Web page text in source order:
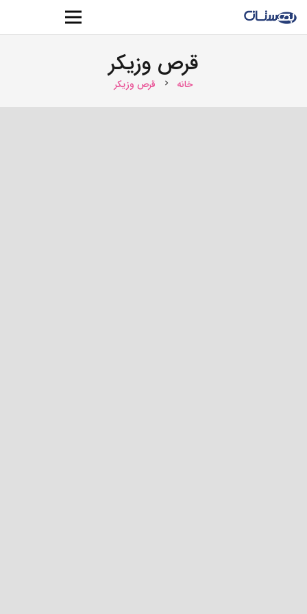
قرص وزیکر
خانه chevron_right قرص وزیکر